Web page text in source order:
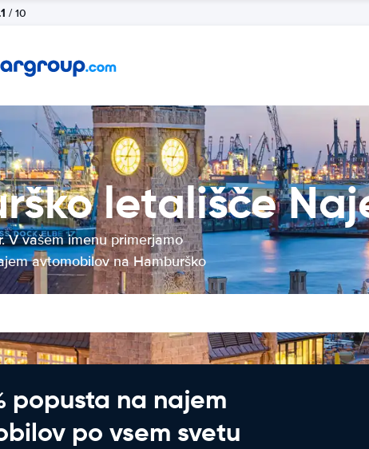
/ 10
letališče
V vašem imenu primerjamo
avtomobilov na Hamburško
popusta na najem
po vsem svetu